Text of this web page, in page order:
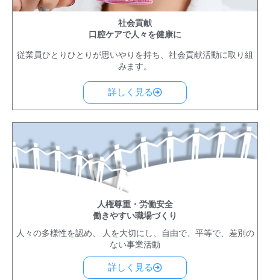
社会貢献
口腔ケアで人々を健康に
従業員ひとりひとりが思いやりを持ち、社会貢献活動に取り組
みます。
詳しく見る
人権尊重・労働安全
働きやすい職場づくり
人々の多様性を認め、 人を大切にし、自由で、平等で、差別の
ない事業活動
詳しく見る